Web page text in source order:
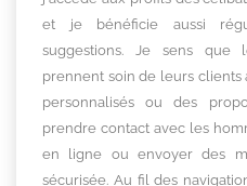
et je bénéficie aussi
suggestions. Je sens que
prennent soin de leurs
personnalisés ou des
prendre contact avec les
en ligne ou envoyer des
sécurisée. Au fil des